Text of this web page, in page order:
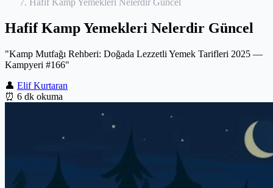
Hafif Kamp Yemekleri Nelerdir Güncel
Hafif Kamp Yemekleri Nelerdir Güncel
"Kamp Mutfağı Rehberi: Doğada Lezzetli Yemek Tarifleri 2025 —
Kampyeri #166"
👤 Elif Kurtaran
⏰ 6 dk okuma